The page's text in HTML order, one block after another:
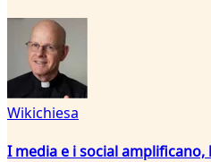
Wikichiesa
I media e i social